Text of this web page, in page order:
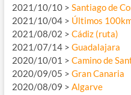
2021/10/10 > Santiago de
2021/10/04 > Últimos
2021/08/02 > Cádiz (ruta)
2021/07/14 > Guadalajara
2020/10/01 > Camino de
2020/09/05 > Gran Canaria
2020/08/09 > Algarve